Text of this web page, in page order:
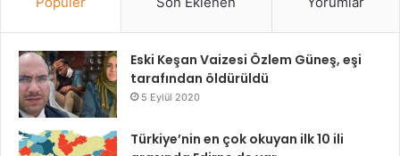
Eski Keşan Vaizesi Özlem Güneş, eşi
tarafından öldürüldü
5 Eylül 2020
Türkiye’nin en çok okuyan ilk 10 ili